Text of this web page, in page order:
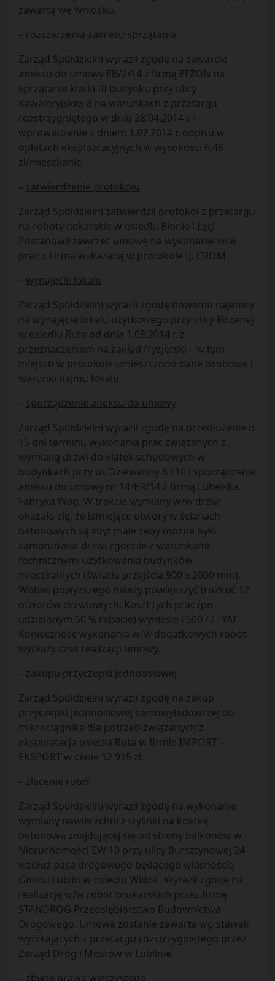
zawartą we wniosku.
– rozszerzenia zakresu sprzątania
Zarząd Spółdzielni wyraził zgodę na zawarcie
aneksu do umowy EB/2/14 z firmą EFZON na
sprzątanie klatki III budynku przy ulicy
Kawaleryjskiej 8 na warunkach z przetargu
rozstrzygniętego w dniu 28.04.2014 r. i
wprowadzenie z dniem 1.07.2014 r. odpisu w
opłatach eksploatacyjnych w wysokości 6,48
zł/mieszkanie.
– zatwierdzenie protokołu
Zarząd Spółdzielni zatwierdził protokół z przetargu
na roboty dekarskie w osiedlu Błonie i Łęgi.
Postanowił zawrzeć umowę na wykonanie w/w
prac z Firma wskazaną w protokole tj. CROM.
– wynajęcie lokalu
Zarząd Spółdzielni wyraził zgodę nowemu najemcy
na wynajęcie lokalu użytkowego przy ulicy Różanej
w osiedlu Ruta od dnia 1.08.2014 r. z
przeznaczeniem na zakład fryzjerski – w tym
miejscu w protokole umieszczono dane osobowe i
warunki najmu lokalu.
– sporządzenie aneksu do umowy
Zarząd Spółdzielni wyraził zgodę na przedłużenie o
15 dni terminu wykonania prac związanych z
wymianą drzwi do klatek schodowych w
budynkach przy ul. Dziewanny 6 i 10 i sporządzenie
aneksu do umowy nr 14/ER/14 z firmą Lubelska
Fabryka Wag. W trakcie wymiany w/w drzwi
okazało się, że istniejące otwory w ścianach
betonowych są zbyt małe żeby można było
zamontować drzwi zgodnie z warunkami
technicznymi użytkowania budynków
mieszkalnych (światło przejścia 900 x 2000 mm).
Wobec powyższego należy powiększyć (rozkuć 12
otworów drzwiowych. Koszt tych prac (po
udzielonym 50 % rabacie) wyniesie l 500 /.l +YAT.
Konieczność wykonania w/w dodatkowych robót
wydłuży czas realizacji umowy.
– zakupu przyczepki jednoosiowej
Zarząd Spółdzielni wyraził zgodę na zakup
przyczepki jednoosiowej samowyładowczej do
mikrociągnika dla potrzeb związanych z
eksploatacja osiedla Ruta w firmie IMPORT –
EKSPORT w cenie 12 915 zł.
– zlecenie robót
Zarząd Spółdzielni wyraził zgodę na wykonanie
wymiany nawierzchni z trylinki na kostkę
betonową znajdującej się od strony balkonów w
Nieruchomości EW 10 przy ulicy Bursztynowej 24
wzdłuż pasa drogowego będącego własnością
Gminu Lublin w osiedlu Widok. Wyraził zgodę na
realizację w/w robót brukarskich przez firmę
STANDROG Przedsiębiorstwo Budownictwa
Drogowego. Umowa zostanie zawarta wg stawek
wynikających z przetargu rozstrzygniętego przez
Zarząd Dróg i Mostów w Lublinie.
– zbycie prawa wieczystego